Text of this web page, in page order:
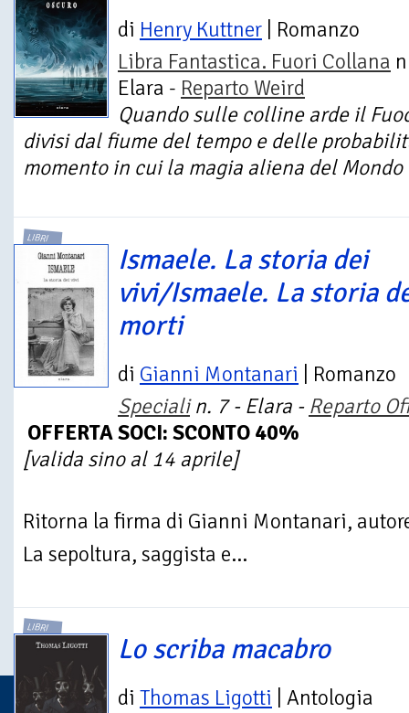
di Henry Kuttner | Romanzo
Libra Fantastica. Fuori Collana
Elara - Reparto Weird
Quando sulle colline arde il
divisi dal fiume del tempo e delle
momento in cui la magia aliena del
LIBRI
Ismaele. La storia dei
vivi/Ismaele. La storia
morti
di Gianni Montanari | Romanzo
Specialin. 7 - Elara - Reparto
OFFERTA SOCI: SCONTO 40%
[valida sino al 14 aprile]
Ritorna la firma di Gianni Montanari,
La sepoltura, saggista e...
LIBRI
Lo scriba macabro
di Thomas Ligotti | Antologia